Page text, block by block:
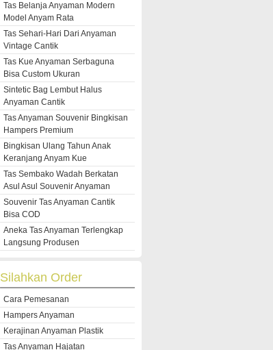
Tas Belanja Anyaman Modern
Model Anyam Rata
Tas Sehari-Hari Dari Anyaman
Vintage Cantik
Tas Kue Anyaman Serbaguna
Bisa Custom Ukuran
Sintetic Bag Lembut Halus
Anyaman Cantik
Tas Anyaman Souvenir Bingkisan
Hampers Premium
Bingkisan Ulang Tahun Anak
Keranjang Anyam Kue
Tas Sembako Wadah Berkatan
Asul Asul Souvenir Anyaman
Souvenir Tas Anyaman Cantik
Bisa COD
Aneka Tas Anyaman Terlengkap
Langsung Produsen
Silahkan Order
Cara Pemesanan
Hampers Anyaman
Kerajinan Anyaman Plastik
Tas Anyaman Hajatan